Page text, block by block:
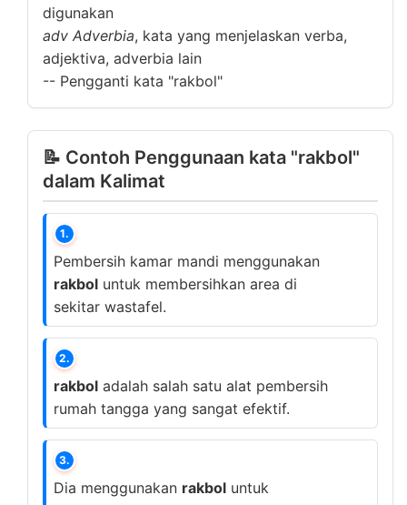
digunakan
adv Adverbia, kata yang menjelaskan verba,
adjektiva, adverbia lain
-- Pengganti kata "rakbol"
📝 Contoh Penggunaan kata "rakbol"
dalam Kalimat
1.
Pembersih kamar mandi menggunakan
rakbol untuk membersihkan area di
sekitar wastafel.
2.
rakbol adalah salah satu alat pembersih
rumah tangga yang sangat efektif.
3.
Dia menggunakan rakbol untuk